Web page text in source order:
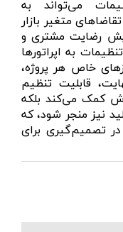
می‌تواند به
متغیر بازار
رضایت مشتری و
به اپراتورها
خاص هر پروژه،
قابلیت تنظیم
کمک می‌کند بلکه
نیز منجر شود، که
تصمیم‌گیری برای